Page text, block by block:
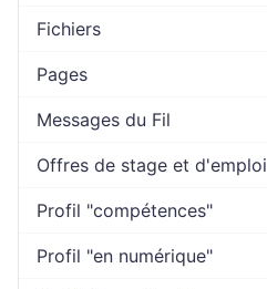
Fichiers
Pages
Messages du Fil
Offres de stage et d'emploi
Profil "compétences"
Profil "en numérique"